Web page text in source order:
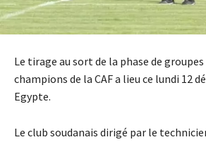
Le tirage au sort de la phase de groupes
champions de la CAF a lieu ce lundi 12
Egypte.
Le club soudanais dirigé par le